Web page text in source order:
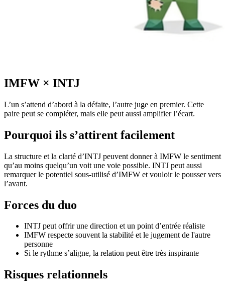
IMFW × INTJ
L’un s’attend d’abord à la défaite, l’autre juge en premier. Cette
paire peut se compléter, mais elle peut aussi amplifier l’écart.
Pourquoi ils s’attirent facilement
La structure et la clarté d’INTJ peuvent donner à IMFW le sentiment
qu’au moins quelqu’un voit une voie possible. INTJ peut aussi
remarquer le potentiel sous-utilisé d’IMFW et vouloir le pousser vers
l’avant.
Forces du duo
INTJ peut offrir une direction et un point d’entrée réaliste
IMFW respecte souvent la stabilité et le jugement de l'autre
personne
Si le rythme s’aligne, la relation peut être très inspirante
Risques relationnels